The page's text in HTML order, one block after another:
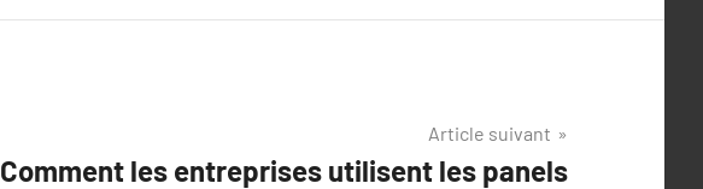
Article suivant
Comment les entreprises utilisent les panels